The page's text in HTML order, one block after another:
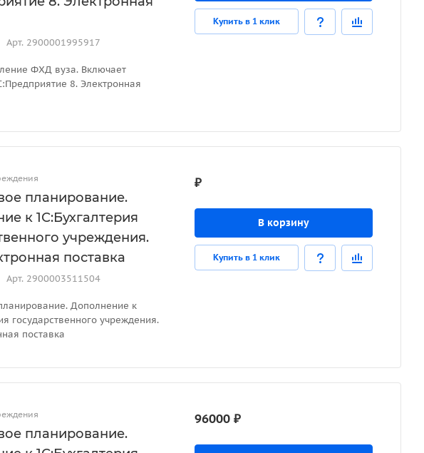
Арт. 2900001995917
ФХД вуза. Включает
8. Электронная
Купить в 1 клик
планирование.
к 1С:Бухгалтерия
учреждения.
поставка
Арт. 2900003511504
Дополнение к
государственного учреждения.
поставка
₽
В корзину
Купить в 1 клик
планирование.
96000 ₽